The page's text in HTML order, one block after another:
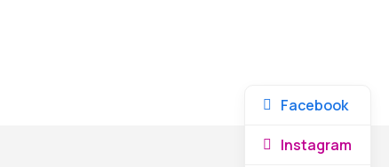
Facebook
Instagram